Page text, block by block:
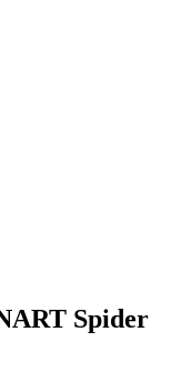
Spider